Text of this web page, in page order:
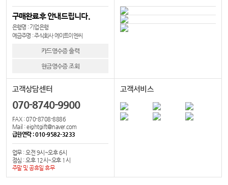
구매완료후 안내드립니다.
은행명 : 기업은행
예금주명 : 주식회사 에이트이엔씨
카드영수증 출력
현금영수증 조회
고객상담센터
070-8740-9900
FAX : 070-8708-8886
Mail : eightgift@naver.com
급한연락 : 010-9582-3233
업무 : 오전 9시~오후 6시
점심 : 오후 12시~오후 1시
주말 및 공휴일 휴무
고객서비스